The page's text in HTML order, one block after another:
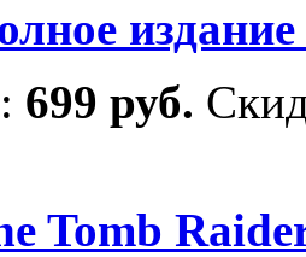
издание
699 руб.
Tomb